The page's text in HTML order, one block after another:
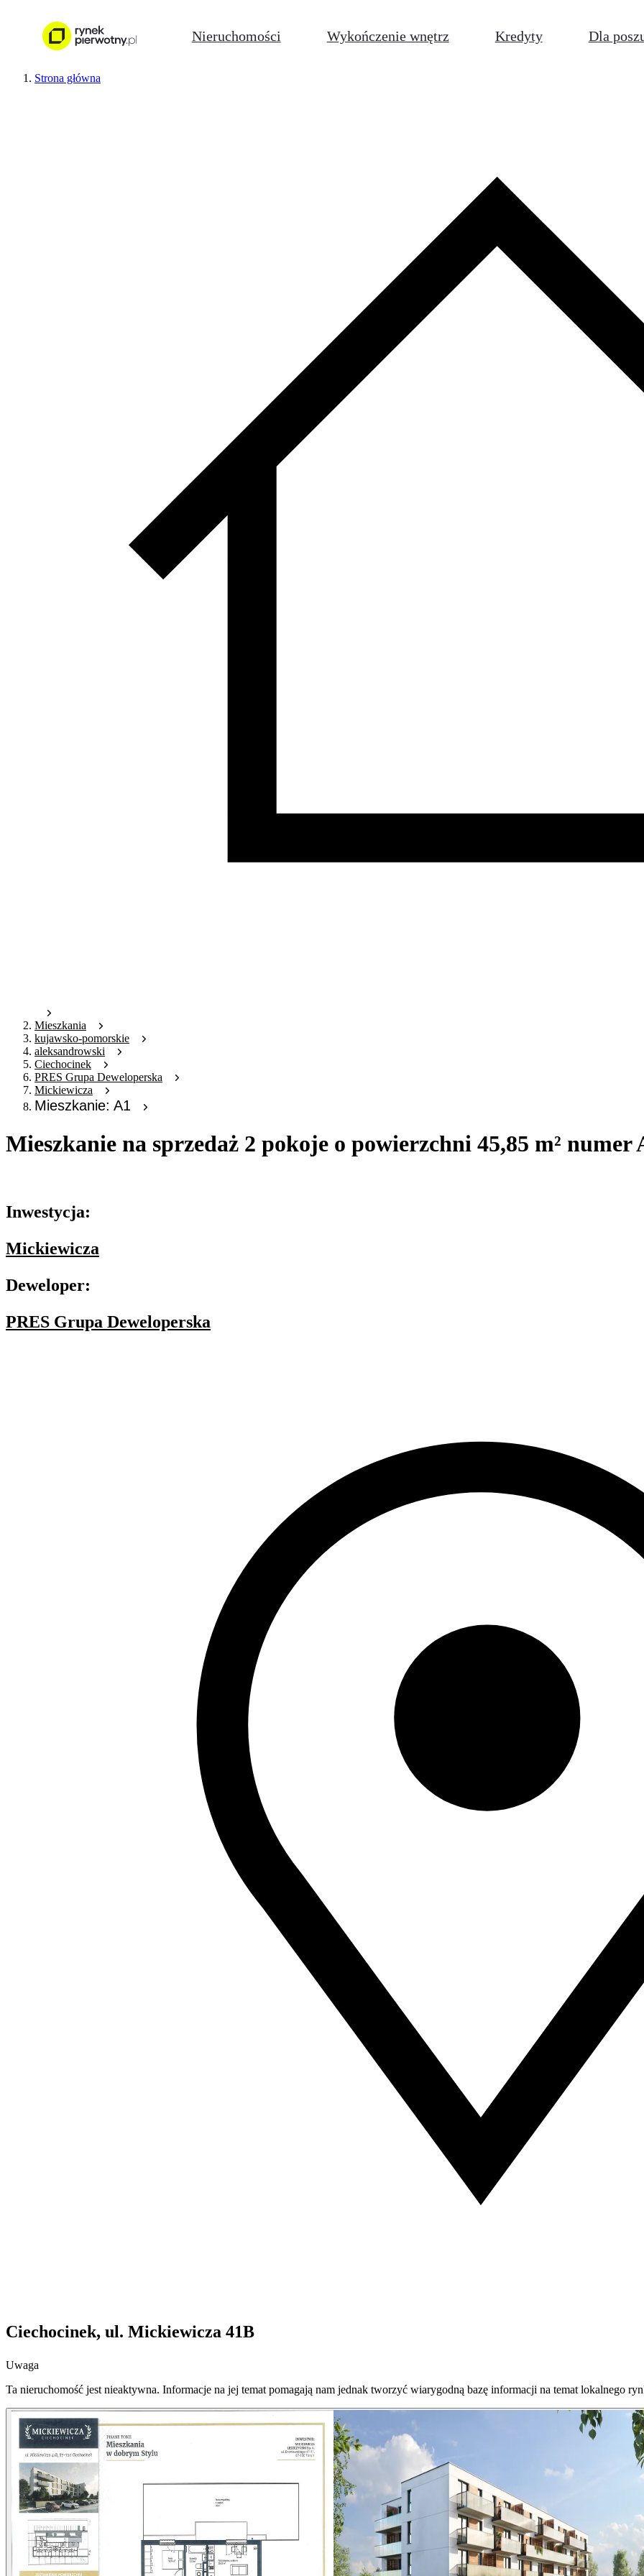
Nieruchomości Wykończenie wnętrz Kredyty Dla
Strona główna
Mieszkania
kujawsko-pomorskie
aleksandrowski
Ciechocinek
PRES Grupa Deweloperska
Mickiewicza
Mieszkanie: A1
Mieszkanie na sprzedaż 2 pokoje o powierzchni 45,85 m² numer
Inwestycja:
Mickiewicza
Deweloper:
PRES Grupa Deweloperska
Ciechocinek, ul. Mickiewicza 41B
Uwaga
Ta nieruchomość jest nieaktywna. Informacje na jej temat pomagają nam jednak tworzyć wiarygodną bazę informacji na temat lokalnego